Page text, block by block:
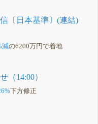
〔日本基準〕(連結)
減の6200万円で着地
（14:00）
下方修正